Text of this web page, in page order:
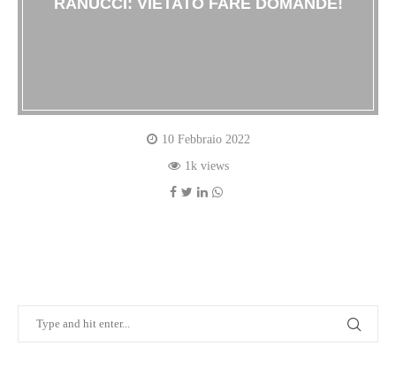
RANUCCI: VIETATO FARE DOMANDE!
10 Febbraio 2022
1k views